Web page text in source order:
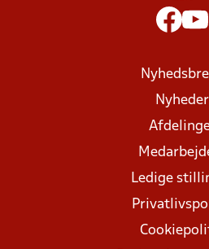
Nyheder
Ledige